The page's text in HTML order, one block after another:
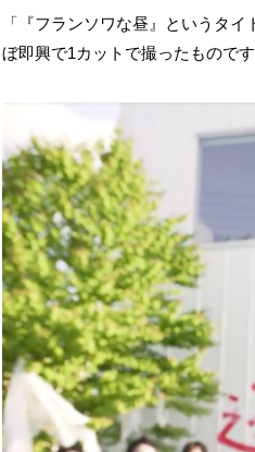
「『フランソワな昼』というタ
ぼ即興で1カットで撮ったもので